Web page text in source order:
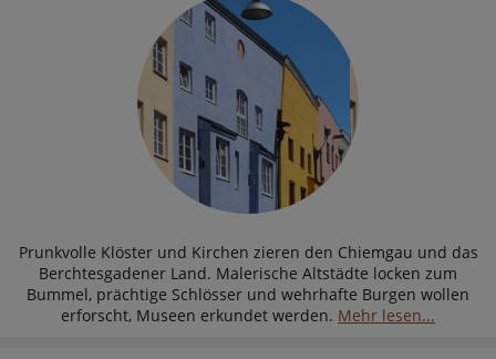
Prunkvolle Klöster und Kirchen zieren den Chiemgau und das
Berchtesgadener Land. Malerische Altstädte locken zum
Bummel, prächtige Schlösser und wehrhafte Burgen wollen
erforscht, Museen erkundet werden. Mehr lesen...